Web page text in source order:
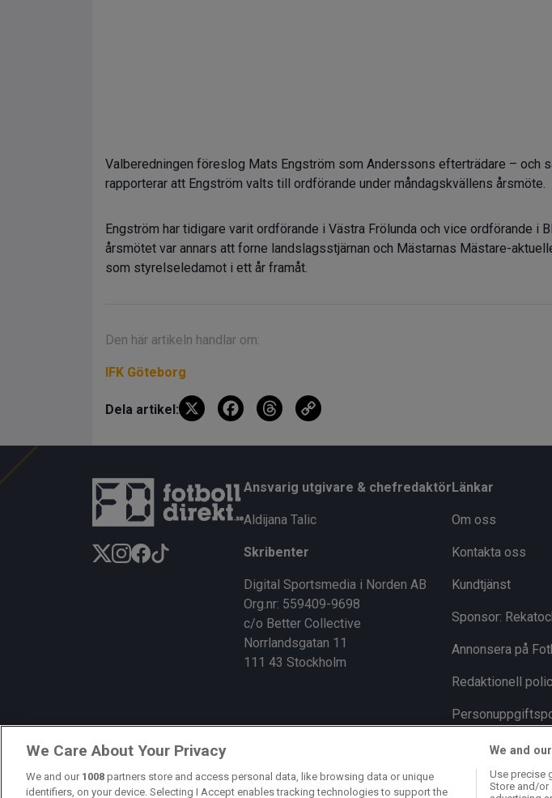
Valberedningen föreslog Mats Engström som Anderssons efterträdare – och
rapporterar att Engström valts till ordförande under måndagskvällens årsmöte.
Engström har tidigare varit ordförande i Västra Frölunda och vice ordförande i
årsmötet var annars att forne landslagsstjärnan och Mästarnas Mästare-
som styrelseledamot i ett år framåt.
Den här artikeln handlar om:
IFK Göteborg
Dela artikel: X
F
b
o
k
T
a
d
Li
Ansvarig utgivare & chefredaktör
Aldijana Talic
Skribenter
Digital Sportsmedia i Norden AB
Org.nr: 559409-9698
c/o Better Collective
Norrlandsgatan 11
111 43 Stockholm
Länkar
Om oss
Kontakta oss
Kundtjänst
Sponsor:
Annonsera på
Redaktionell
Cookiepolicy
We Care About Your Privacy
We and our 1008 partners store and access personal data, like browsing data or unique
identifiers, on your device. Selecting I Accept enables tracking technologies to support the
We and
Use precise
Store and/or